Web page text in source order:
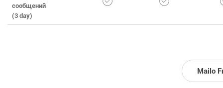
сообщений
(3 day)
Mailo